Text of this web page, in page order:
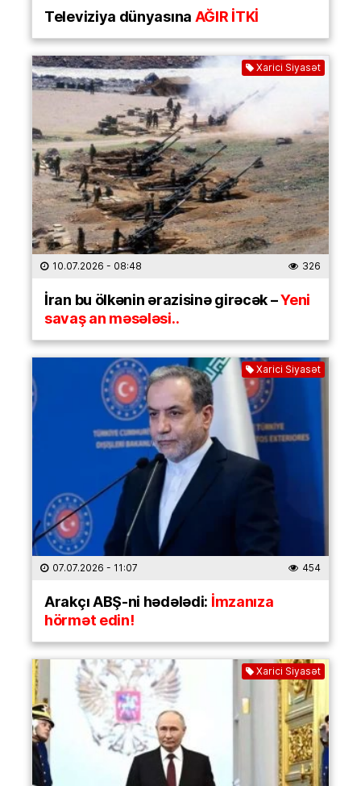
Televiziya dünyasınaAĞIR İTKİ
Xarici Siyasət
10.07.2026 - 08:48 326
İran bu ölkənin ərazisinə girəcək –Yeni
savaş an məsələsi..
Xarici Siyasət
07.07.2026 - 11:07 454
Arakçı ABŞ-ni hədələdi: İmzanıza
hörmət edin!
Xarici Siyasət